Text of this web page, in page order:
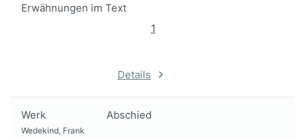
Erwähnungen im Text
1
Details
Werk Abschied
Wedekind, Frank